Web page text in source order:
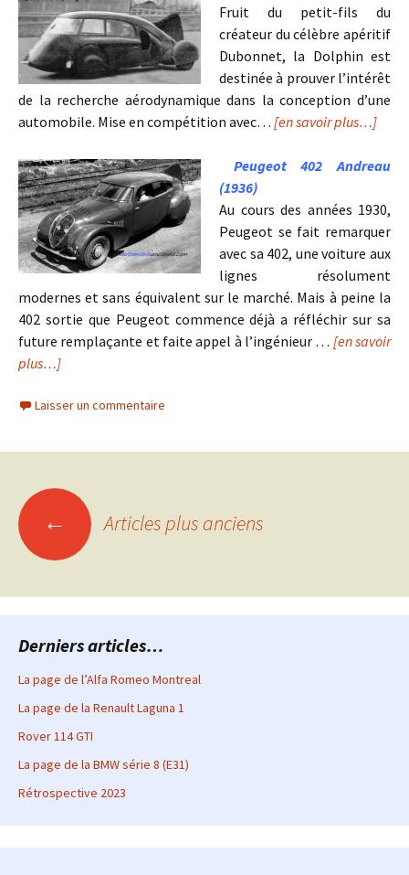
Fruit du petit-fils du
créateur du célèbre apéritif
Dubonnet, la Dolphin est
destinée à prouver l’intérêt
de la recherche aérodynamique dans la conception d’une
automobile. Mise en compétition avec… [en savoir plus…]
Peugeot 402 Andreau
(1936)
Au cours des années 1930,
Peugeot se fait remarquer
avec sa 402, une voiture aux
lignes résolument
modernes et sans équivalent sur le marché. Mais à peine la
402 sortie que Peugeot commence déjà a réfléchir sur sa
future remplaçante et faite appel à l’ingénieur … [en savoir
plus…]
Laisser un commentaire
Navigation
des
articles
← Articles plus anciens
Derniers articles…
La page de l’Alfa Romeo Montreal
La page de la Renault Laguna 1
Rover 114 GTI
La page de la BMW série 8 (E31)
Rétrospective 2023